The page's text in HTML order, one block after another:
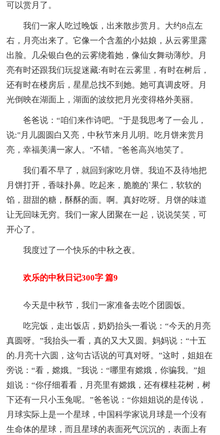
可以赏月了。
我们一家人吃过晚饭，出来散步赏月。大约8点左
右，月亮出来了。它像一个含羞的小姑娘，从云雾里露
出脸。几朵银白色的云雾绕着她，像仙女舞动薄纱。月
亮有时还跟我们玩捉迷藏:有时在云雾里，有时在树后，
还有时在楼房后，星星总找不到她。她可真调皮呀。月
光倒映在湖面上，湖面的波纹把月光变得格外美丽。
爸爸说：“咱们来作诗吧。”于是我思考了一会儿，
说:"月儿圆圆白又亮，中秋节来月儿明。吃月饼来赏月
亮，幸福美满一家人。"不错。"爸爸高兴地笑了。
我们看不早了，就回到家吃月饼。我迫不及待地把
月饼打开，香味扑鼻。吃起来，脆脆的`果仁，软软的
馅，甜甜的糖，酥酥的面。啊。真好吃呀。月饼的味道
让无回味无穷。我们一家人团聚在一起，说说笑笑，可
开心了。
我度过了一个快乐的中秋之夜。
欢乐的中秋日记300字 篇9
今天是中秋节，我们一家准备去吃个团圆饭。
吃完饭，走出饭店，奶奶抬头一看说：“今天的月亮
真圆呀。”我抬头一看，真的又大又圆。妈妈说：“十五
的.月亮十六圆，这句古话说的可真对呀。”这时，姐姐在
旁说：“看，嫦娥。”我说：“哪里有嫦娥，你骗我。”姐
姐说：“你仔细看看，月亮里有嫦娥，还有棵桂花树，树
下还有一只小玉兔呢。”爸爸说：“你姐姐说的是传说，
月球实际上是一个星球，中国科学家说月球是一个没有
生命体的星球，而且星球的表面死气沉沉的，表面上有